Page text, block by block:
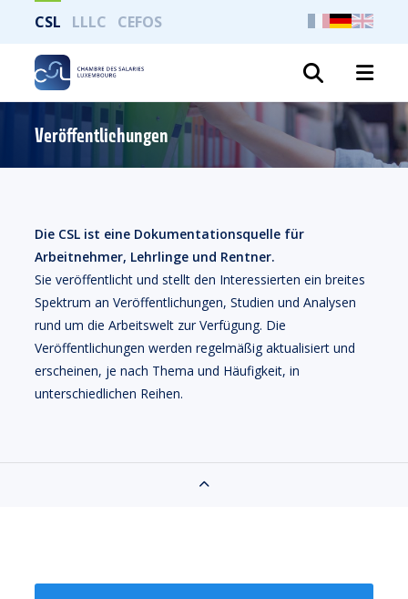
CSL LLLC CEFOS
Veröffentlichungen
Die CSL ist eine Dokumentationsquelle für
Arbeitnehmer, Lehrlinge und Rentner.
Sie veröffentlicht und stellt den Interessierten ein breites
Spektrum an Veröffentlichungen, Studien und Analysen
rund um die Arbeitswelt zur Verfügung. Die
Veröffentlichungen werden regelmäßig aktualisiert und
erscheinen, je nach Thema und Häufigkeit, in
unterschiedlichen Reihen.